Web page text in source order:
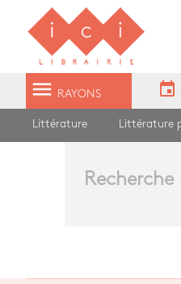
Librairie Ici Grands Boulevards
menu RAYONS event
Littérature Littérature
Recherche